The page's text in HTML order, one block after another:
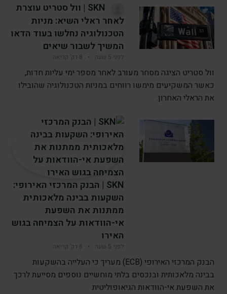
SKN | וול סטריט עוצרת
לאחר ראלי השיא: מניות
הטכנולוגיה נחלשו בעוד הדאו
המשיך לשבור שיאים
לפני 5 שעה • 8 דק’ קריאה
וול סטריט הציגה מסחר מעורב לאחר מספר ימי עליות חדות,
כאשר המשקיעים מימשו רווחים במניות הטכנולוגיה שהובילו
את הראלי האחרון.
SKN | הבנק המרכזי האירופי:
השקעות בבינה מלאכותית
ממתנות את השפעת
אי-הוודאות על הצמיחה בגוש
האירו
לפני 5 שעה • 6 דק’ קריאה
הבנק המרכזי האירופי (ECB) מעריך כי העלייה בהשקעות
בבינה מלאכותית ובנכסים בלתי מוחשיים נוספים מסייעת לרכך
את השפעת אי-הוודאות הגיאופוליטית